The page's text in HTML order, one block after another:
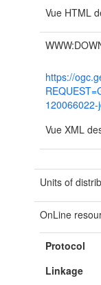
Vue HTML
https://
Vue XML
Units of
OnLine
Protocol
Linkage